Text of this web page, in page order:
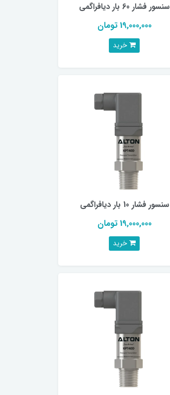
سنسور فشار 60 بار دیافراگمی
19,000,000 تومان
خرید
سنسور فشار 10 بار دیافراگمی
19,000,000 تومان
خرید